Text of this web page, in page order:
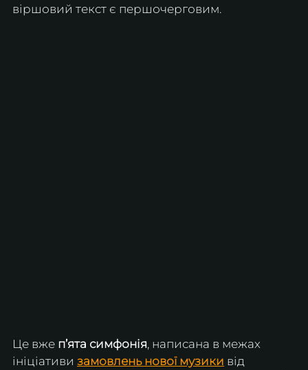
віршовий текст є першочерговим.
Це вже п’ята симфонія, написана в межах
ініціативи замовлень нової музики від